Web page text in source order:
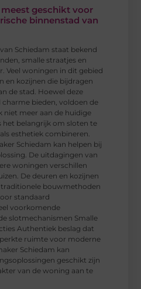
geschikt voor
binnenstad van
Schiedam staat bekend
smalle straatjes en
Veel woningen in dit gebied
en kozijnen die bijdragen
de stad. Hoewel deze
bieden, voldoen de
niet meer aan de huidige
het belangrijk om sloten te
esthetiek combineren.
Schiedam kan helpen bij
De uitdagingen van
woningen verschillen
De deuren en kozijnen
bouwmethoden
standaard
voorkomende
slotmechanismen Smalle
Authentiek beslag dat
ruimte voor moderne
Schiedam kan
geschikt zijn
van de woning aan te